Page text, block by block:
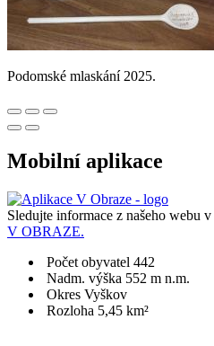
Podomské mlaskání 2025.
Mobilní aplikace
Sledujte informace z našeho webu v
V OBRAZE.
Počet obyvatel 442
Nadm. výška 552 m n.m.
Okres Vyškov
Rozloha 5,45 km²